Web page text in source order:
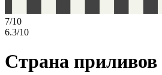
7/10
6.3/10
Страна приливов